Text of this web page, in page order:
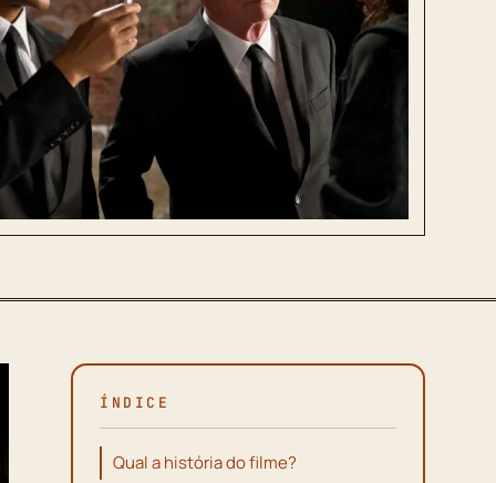
ÍNDICE
Qual a história do filme?